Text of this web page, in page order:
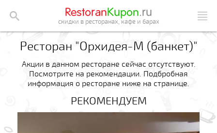
RestoranKupon.ru
скидки в ресторанах, кафе и барах
Ресторан "Орхидея-М (банкет)"
Акции в данном ресторане сейчас отсутствуют.
Посмотрите на рекомендации. Подбробная
информация о ресторане ниже на странице.
РЕКОМЕНДУЕМ